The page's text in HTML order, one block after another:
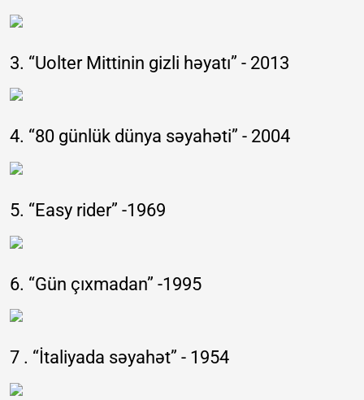
3. “Uolter Mittinin gizli həyatı” - 2013
4. “80 günlük dünya səyahəti” - 2004
5. “Easy rider” -1969
6. “Gün çıxmadan” -1995
7 . “İtaliyada səyahət” - 1954